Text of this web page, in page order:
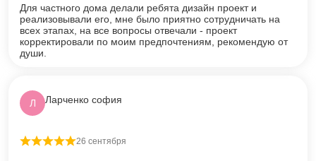
Для частного дома делали ребята дизайн проект и
реализовывали его, мне было приятно сотрудничать на
всех этапах, на все вопросы отвечали - проект
корректировали по моим предпочтениям, рекомендую от
души.
Л Ларченко софия
Оценка5из 5
26 сентября